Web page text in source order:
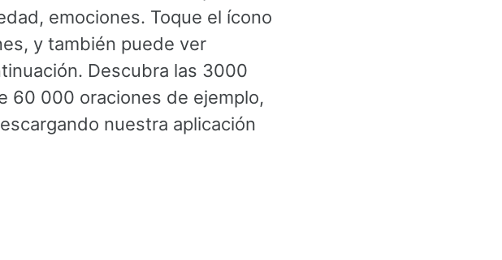
emociones. Toque el ícono
y también puede ver
Descubra las 3000
60 000 oraciones de ejemplo,
nuestra aplicación